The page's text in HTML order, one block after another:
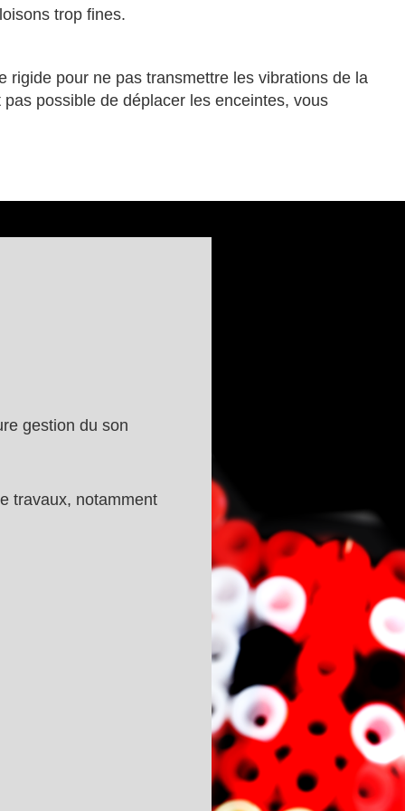
trop fines.
rigide pour ne pas transmettre les vibrations de la
pas possible de déplacer les enceintes, vous
gestion du son
travaux, notamment